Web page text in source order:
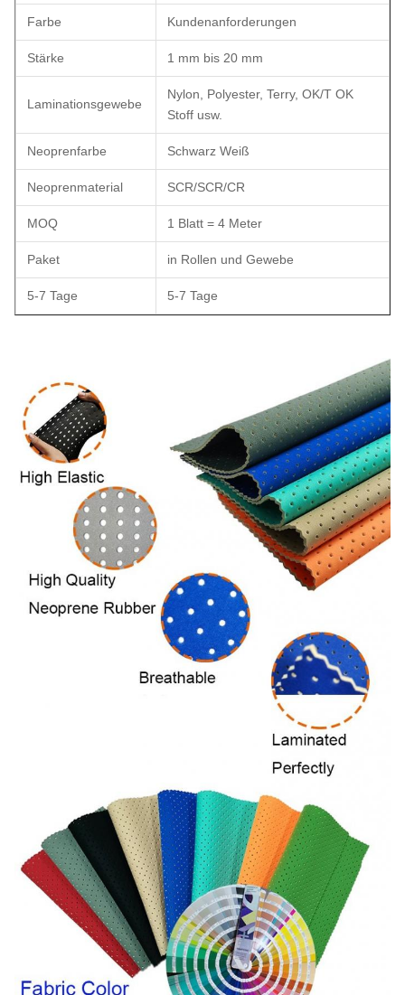
Farbe Kundenanforderungen
Stärke 1 mm bis 20 mm
Laminationsgewebe
Nylon, Polyester, Terry, OK/T OK
Stoff usw.
Neoprenfarbe Schwarz Weiß
Neoprenmaterial SCR/SCR/CR
MOQ 1 Blatt = 4 Meter
Paket in Rollen und Gewebe
5-7 Tage 5-7 Tage